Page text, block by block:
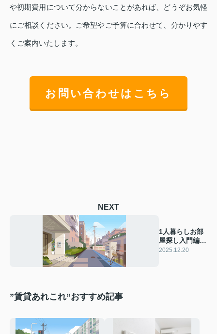
や初期費用について分からないことがあれば、どうぞお気軽
にご相談ください。ご希望やご予算に合わせて、分かりやす
くご案内いたします。
お問い合わせはこちら
NEXT
1人暮らしお部
屋探し入門編！
礼金や敷金保証
2025.12.20
”賃貸あれこれ”おすすめ記事